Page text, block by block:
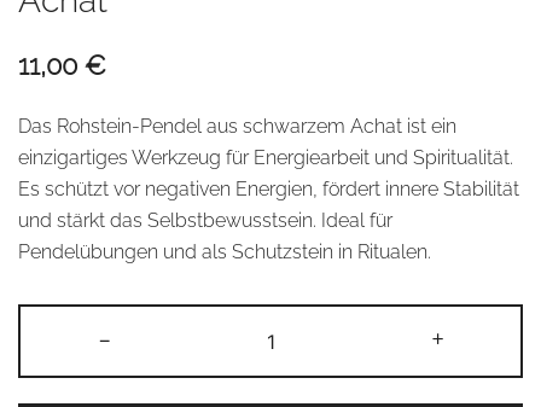
11,00 €
Das Rohstein-Pendel aus schwarzem Achat ist ein
einzigartiges Werkzeug für Energiearbeit und Spiritualität.
Es schützt vor negativen Energien, fördert innere Stabilität
und stärkt das Selbstbewusstsein. Ideal für
Pendelübungen und als Schutzstein in Ritualen.
-
Pendel
–
+